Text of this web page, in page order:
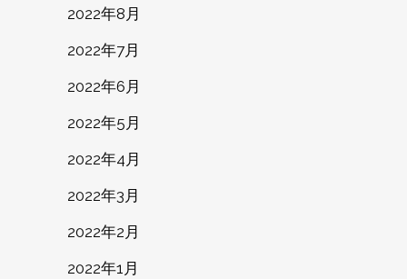
2022年8月
2022年7月
2022年6月
2022年5月
2022年4月
2022年3月
2022年2月
2022年1月